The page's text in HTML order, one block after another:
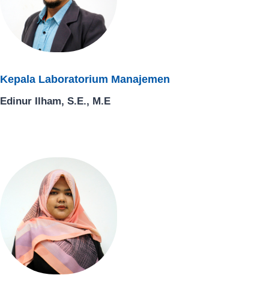
Kepala Laboratorium Manajemen
Edinur Ilham, S.E., M.E